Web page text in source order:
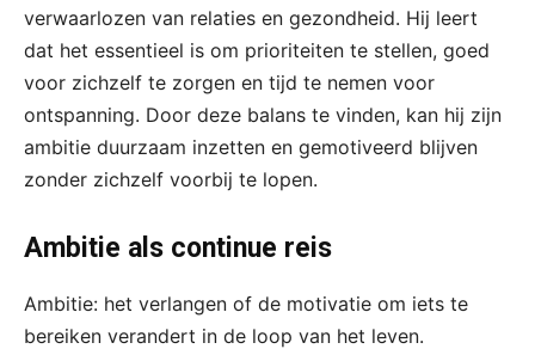
verwaarlozen van relaties en gezondheid. Hij leert
dat het essentieel is om prioriteiten te stellen, goed
voor zichzelf te zorgen en tijd te nemen voor
ontspanning. Door deze balans te vinden, kan hij zijn
ambitie duurzaam inzetten en gemotiveerd blijven
zonder zichzelf voorbij te lopen.
Ambitie als continue reis
Ambitie: het verlangen of de motivatie om iets te
bereiken verandert in de loop van het leven.